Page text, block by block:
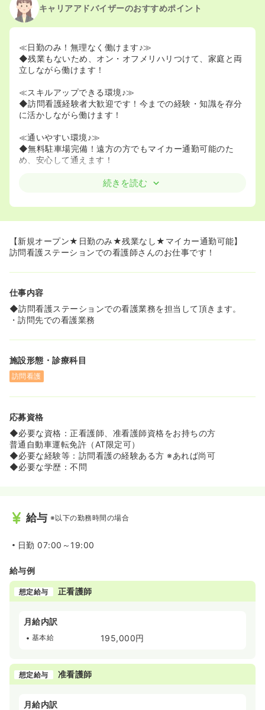
キャリアアドバイザーのおすすめポイント
≪日勤のみ！無理なく働けます♪≫
◆残業もないため、オン・オフメリハリつけて、家庭と両
立しながら働けます！
≪スキルアップできる環境♪≫
◆訪問看護経験者大歓迎です！今までの経験・知識を存分
に活かしながら働けます！
≪通いやすい環境♪≫
◆無料駐車場完備！遠方の方でもマイカー通勤可能のた
め、安心して通えます！
続きを読む
【新規オープン★日勤のみ★残業なし★マイカー通勤可能】
訪問看護ステーションでの看護師さんのお仕事です！
仕事内容
◆訪問看護ステーションでの看護業務を担当して頂きます。
・訪問先での看護業務
施設形態・診療科目
訪問看護
応募資格
◆必要な資格：正看護師、准看護師資格をお持ちの方
普通自動車運転免許（AT限定可）
◆必要な経験等：訪問看護の経験ある方 ※あれば尚可
◆必要な学歴：不問
給与 ※以下の勤務時間の場合
日勤 07:00～19:00
給与例
想定給与 正看護師
月給内訳
基本給 195,000円
想定給与 准看護師
月給内訳